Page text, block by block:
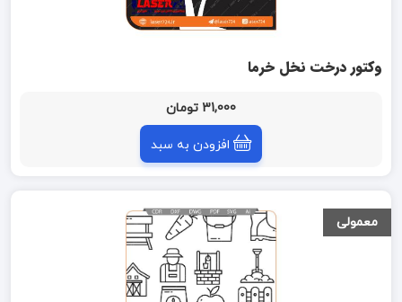
وکتور درخت نخل خرما
31,000 تومان
افزودن به سبد
معمولی